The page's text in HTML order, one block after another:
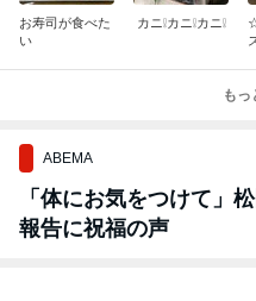
お寿司が食べた
い
カニ❕カニ❕カニ❕
もっ
ABEMA
「体にお気をつけて」
報告に祝福の声